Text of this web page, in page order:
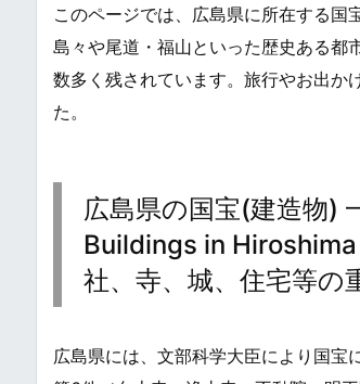
このページでは、広島県に所在する
島々や尾道・福山といった歴史ある都
数多く残されています。旅行やお出か
た。
広島県の国宝(建造物)
Buildings in
社、寺、城、住宅等の
広島県には、文部科学大臣により国宝